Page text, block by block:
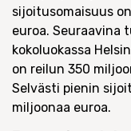
sijoitusomaisuus
euroa. Seuraavina
kokoluokassa
on reilun 350
Selvästi pienin
miljoonaa euroa.